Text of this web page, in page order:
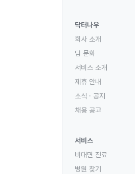
닥터나우
회사 소개
팀 문화
서비스 소개
제휴 안내
소식 · 공지
채용 공고
서비스
비대면 진료
병원 찾기